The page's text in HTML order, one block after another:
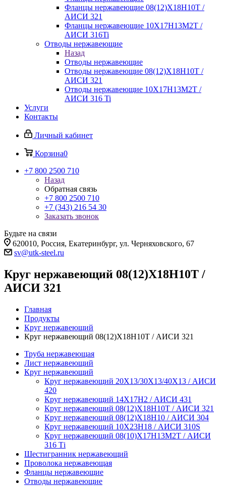
Фланцы нержавеющие 08(12)Х18Н10Т /
АИСИ 321
Фланцы нержавеющие 10Х17Н13М2Т /
АИСИ 316Ti
Отводы нержавеющие
Назад
Отводы нержавеющие
Отводы нержавеющие 08(12)Х18Н10Т /
АИСИ 321
Отводы нержавеющие 10Х17Н13М2Т /
АИСИ 316 Ti
Услуги
Контакты
Личный кабинет
Корзина0
+7 800 2500 710
Назад
Обратная связь
+7 800 2500 710
+7 (343) 216 54 30
Заказать звонок
Будьте на связи
620010, Россия, Екатеринбург, ул. Черняховского, 67
sv@utk-steel.ru
Круг нержавеющий 08(12)Х18Н10Т /
АИСИ 321
Главная
Продукты
Круг нержавеющий
Круг нержавеющий 08(12)Х18Н10Т / АИСИ 321
Труба нержавеющая
Лист нержавеющий
Круг нержавеющий
Круг нержавеющий 20Х13/30Х13/40Х13 / АИСИ
420
Круг нержавеющий 14Х17Н2 / АИСИ 431
Круг нержавеющий 08(12)Х18Н10Т / АИСИ 321
Круг нержавеющий 08(12)Х18Н10 / АИСИ 304
Круг нержавеющий 10Х23Н18 / АИСИ 310S
Круг нержавеющий 08(10)Х17Н13М2Т / АИСИ
316 Тi
Шестигранник нержавеющий
Проволока нержавеющая
Фланцы нержавеющие
Отводы нержавеющие